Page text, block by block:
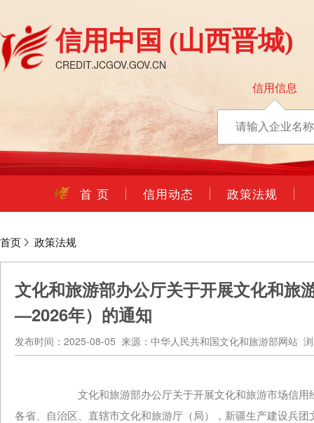
信用中国 (山西晋城)
CREDIT.JCGOV.GOV.CN
信用信息
首 页 信用动态 政策法规
首页 政策法规
文化和旅游部办公厅关于开展文化和旅
—2026年）的通知
发布时间：2025-08-05 来源：中华人民共和国文化和旅游部网站
文化和旅游部办公厅关于开展文化和旅游市场信
各省、自治区、直辖市文化和旅游厅（局），新疆生产建设兵